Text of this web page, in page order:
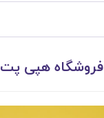
فروشگاه هپی پت